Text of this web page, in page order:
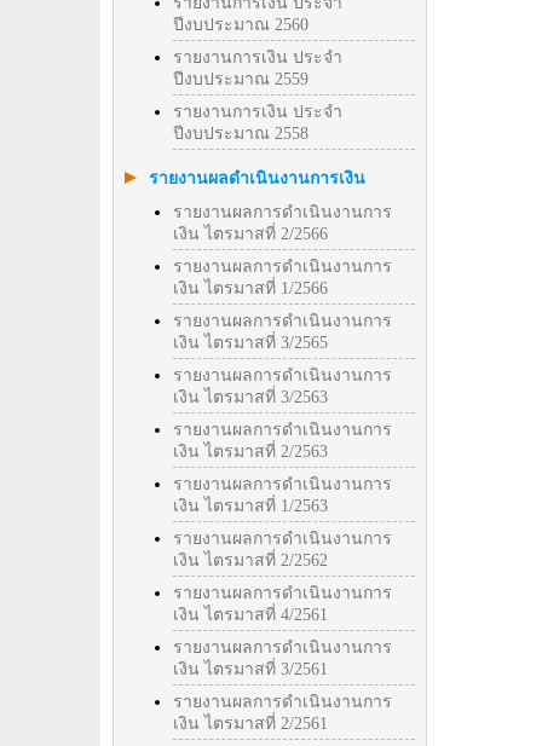
ปีงบประมาณ 2560
รายงานการเงิน ประจำ
ปีงบประมาณ 2559
รายงานการเงิน ประจำ
ปีงบประมาณ 2558
รายงานผลดำเนินงานการเงิน
รายงานผลการดำเนินงานการ
เงิน ไตรมาสที่ 2/2566
รายงานผลการดำเนินงานการ
เงิน ไตรมาสที่ 1/2566
รายงานผลการดำเนินงานการ
เงิน ไตรมาสที่ 3/2565
รายงานผลการดำเนินงานการ
เงิน ไตรมาสที่ 3/2563
รายงานผลการดำเนินงานการ
เงิน ไตรมาสที่ 2/2563
รายงานผลการดำเนินงานการ
เงิน ไตรมาสที่ 1/2563
รายงานผลการดำเนินงานการ
เงิน ไตรมาสที่ 2/2562
รายงานผลการดำเนินงานการ
เงิน ไตรมาสที่ 4/2561
รายงานผลการดำเนินงานการ
เงิน ไตรมาสที่ 3/2561
รายงานผลการดำเนินงานการ
เงิน ไตรมาสที่ 2/2561